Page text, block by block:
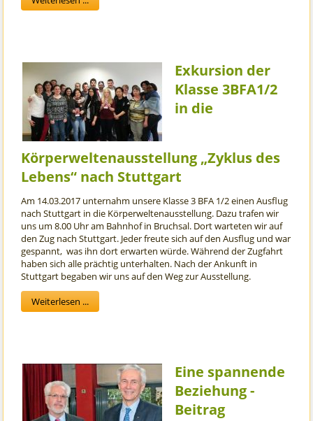
Exkursion der
Klasse 3BFA1/2
in die
Körperweltenausstellung „Zyklus des
Lebens“ nach Stuttgart
Am 14.03.2017 unternahm unsere Klasse 3 BFA 1/2 einen Ausflug
nach Stuttgart in die Körperweltenausstellung. Dazu trafen wir
uns um 8.00 Uhr am Bahnhof in Bruchsal. Dort warteten wir auf
den Zug nach Stuttgart. Jeder freute sich auf den Ausflug und war
gespannt, was ihn dort erwarten würde. Während der Zugfahrt
haben sich alle prächtig unterhalten. Nach der Ankunft in
Stuttgart begaben wir uns auf den Weg zur Ausstellung.
Weiterlesen ...
Eine spannende
Beziehung -
Beitrag